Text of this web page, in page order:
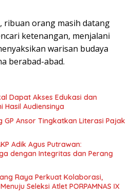
ribuan orang masih datang
ketenangan, menjalani
warisan budaya
berabad-abad.
Dapat Akses Edukasi dan
Hasil Audiensinya
GP Ansor Tingkatkan Literasi Pajak
Adik Agus Putrawan:
dengan Integritas dan Perang
Raya Perkuat Kolaborasi,
Seleksi Atlet PORPAMNAS IX